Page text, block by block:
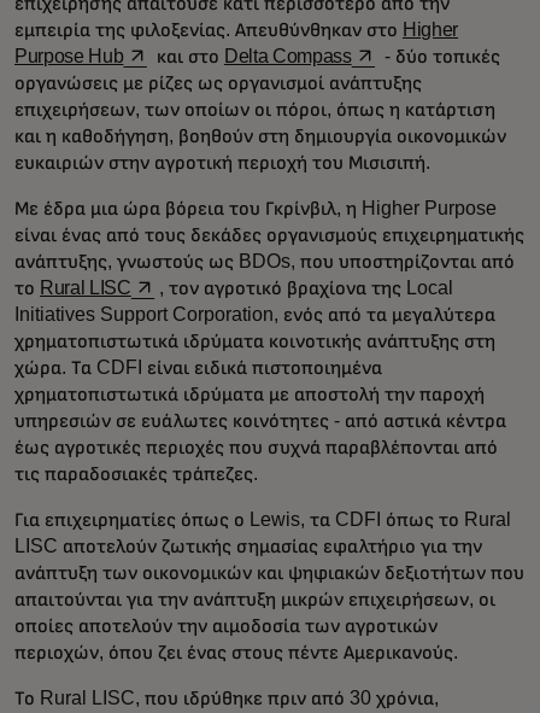
εμπειρία της φιλοξενίας. Απευθύνθηκαν στο Higher
Purpose Hubopens in a new tab
και στο Delta Compassopens in a new tab
- δύο τοπικές
οργανώσεις με ρίζες ως οργανισμοί ανάπτυξης
επιχειρήσεων, των οποίων οι πόροι, όπως η κατάρτιση
και η καθοδήγηση, βοηθούν στη δημιουργία οικονομικών
ευκαιριών στην αγροτική περιοχή του Μισισιπή.
Με έδρα μια ώρα βόρεια του Γκρίνβιλ, η Higher Purpose
είναι ένας από τους δεκάδες οργανισμούς επιχειρηματικής
ανάπτυξης, γνωστούς ως BDOs, που υποστηρίζονται από
το Rural LISCopens in a new tab
, τον αγροτικό βραχίονα της Local
Initiatives Support Corporation, ενός από τα μεγαλύτερα
χρηματοπιστωτικά ιδρύματα κοινοτικής ανάπτυξης στη
χώρα. Τα CDFI είναι ειδικά πιστοποιημένα
χρηματοπιστωτικά ιδρύματα με αποστολή την παροχή
υπηρεσιών σε ευάλωτες κοινότητες - από αστικά κέντρα
έως αγροτικές περιοχές που συχνά παραβλέπονται από
τις παραδοσιακές τράπεζες.
Για επιχειρηματίες όπως ο Lewis, τα CDFI όπως το Rural
LISC αποτελούν ζωτικής σημασίας εφαλτήριο για την
ανάπτυξη των οικονομικών και ψηφιακών δεξιοτήτων που
απαιτούνται για την ανάπτυξη μικρών επιχειρήσεων, οι
οποίες αποτελούν την αιμοδοσία των αγροτικών
περιοχών, όπου ζει ένας στους πέντε Αμερικανούς.
Το Rural LISC, που ιδρύθηκε πριν από 30 χρόνια,